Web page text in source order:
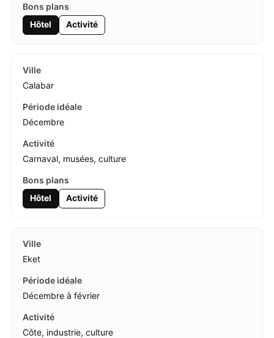
Hôtel Activité
Calabar
Décembre
Carnaval, musées, culture
Hôtel Activité
Eket
Décembre à février
Côte, industrie, culture